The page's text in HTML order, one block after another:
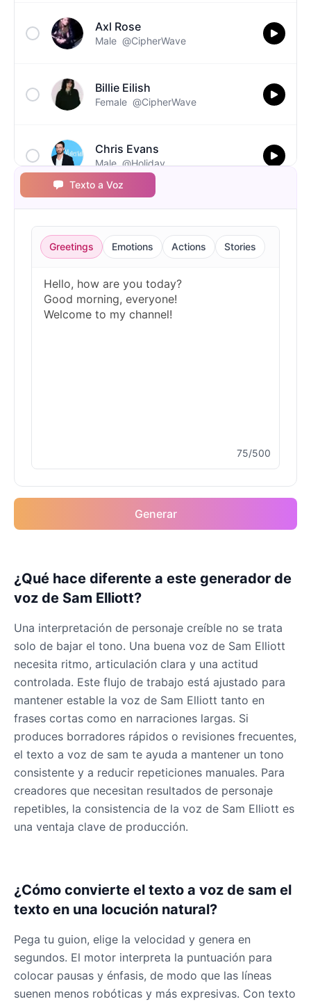
Axl Rose
Male @CipherWave
Billie Eilish
Female @CipherWave
Chris Evans
Male @Holiday
Christopher Walken
Male @Kairox
Male @Lucas
Male @PeachyCloud
Emilia Clarke
Female @NYCgirl2009
Eminem
Male @KingArthur
Emma Waston
Female @GamingPro365
Gavin Newsom
Male @KingArthur
Ice Spice
Female @KingArthur
Jack Black
@EchoVector
Jacksepticeye
Male @DreamCompiler
Jake Paul
Male @MoonPetal
Texto a Voz
Greetings Emotions Actions Stories
75/500
Generar
¿Qué hace diferente a este generador de
voz de Sam Elliott?
Una interpretación de personaje creíble no se trata
solo de bajar el tono. Una buena voz de Sam Elliott
necesita ritmo, articulación clara y una actitud
controlada. Este flujo de trabajo está ajustado para
mantener estable la voz de Sam Elliott tanto en
frases cortas como en narraciones largas. Si
produces borradores rápidos o revisiones frecuentes,
el texto a voz de sam te ayuda a mantener un tono
consistente y a reducir repeticiones manuales. Para
creadores que necesitan resultados de personaje
repetibles, la consistencia de la voz de Sam Elliott es
una ventaja clave de producción.
¿Cómo convierte el texto a voz de sam el
texto en una locución natural?
Pega tu guion, elige la velocidad y genera en
segundos. El motor interpreta la puntuación para
colocar pausas y énfasis, de modo que las líneas
suenen menos robóticas y más expresivas. Con texto